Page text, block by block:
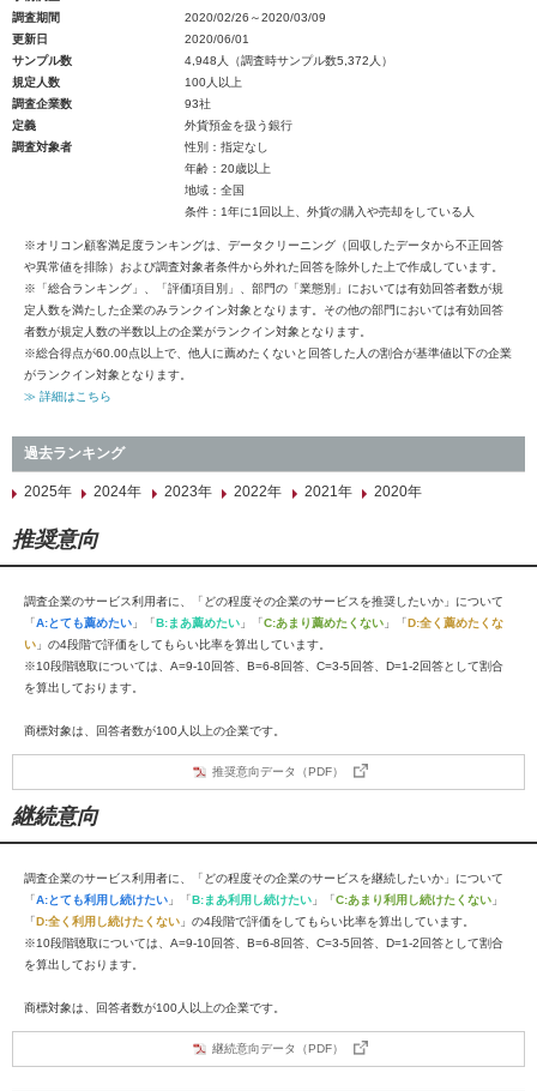
調査期間
2020/02/26～2020/03/09
更新日
2020/06/01
サンプル数
4,948人（調査時サンプル数5,372人）
規定人数
100人以上
調査企業数
93社
定義
外貨預金を扱う銀行
調査対象者
性別：指定なし
年齢：20歳以上
地域：全国
条件：1年に1回以上、外貨の購入や売却をしている人
※オリコン顧客満足度ランキングは、データクリーニング（回収したデータから不正回答
や異常値を排除）および調査対象者条件から外れた回答を除外した上で作成しています。
※「総合ランキング」、「評価項目別」、部門の「業態別」においては有効回答者数が規
定人数を満たした企業のみランクイン対象となります。その他の部門においては有効回答
者数が規定人数の半数以上の企業がランクイン対象となります。
※総合得点が60.00点以上で、他人に薦めたくないと回答した人の割合が基準値以下の企業
がランクイン対象となります。
≫ 詳細はこちら
過去ランキング
2025年 2024年 2023年 2022年 2021年 2020年
推奨意向
調査企業のサービス利用者に、「どの程度その企業のサービスを推奨したいか」について
「A:とても薦めたい 」「B:まあ薦めたい 」「C:あまり薦めたくない 」「D:全く薦めたくな
い 」の4段階で評価をしてもらい比率を算出しています。
※10段階聴取については、A=9-10回答、B=6-8回答、C=3-5回答、D=1-2回答として割合
を算出しております。
商標対象は、回答者数が100人以上の企業です。
推奨意向データ（PDF）
継続意向
調査企業のサービス利用者に、「どの程度その企業のサービスを継続したいか」について
「A:とても利用し続けたい 」「B:まあ利用し続けたい 」「C:あまり利用し続けたくない 」
「D:全く利用し続けたくない 」の4段階で評価をしてもらい比率を算出しています。
※10段階聴取については、A=9-10回答、B=6-8回答、C=3-5回答、D=1-2回答として割合
を算出しております。
商標対象は、回答者数が100人以上の企業です。
継続意向データ（PDF）